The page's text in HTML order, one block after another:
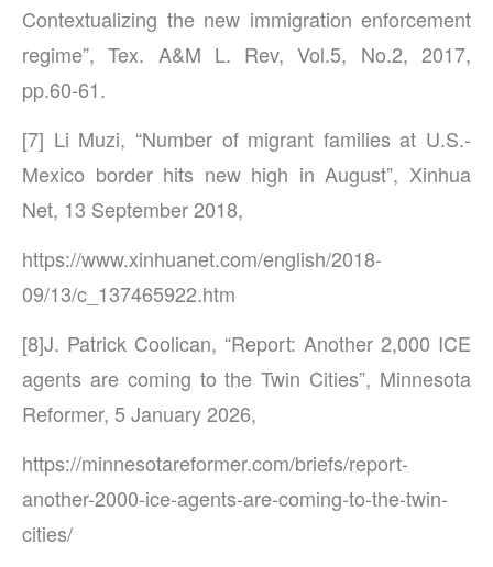
Contextualizing the new immigration enforcement
regime”, Tex. A&M L. Rev, Vol.5, No.2, 2017,
pp.60-61.
[7] Li Muzi, “Number of migrant families at U.S.-
Mexico border hits new high in August”, Xinhua
Net, 13 September 2018,
https://www.xinhuanet.com/english/2018-
09/13/c_137465922.htm
[8]J. Patrick Coolican, “Report: Another 2,000 ICE
agents are coming to the Twin Cities”, Minnesota
Reformer, 5 January 2026,
https://minnesotareformer.com/briefs/report-
another-2000-ice-agents-are-coming-to-the-twin-
cities/